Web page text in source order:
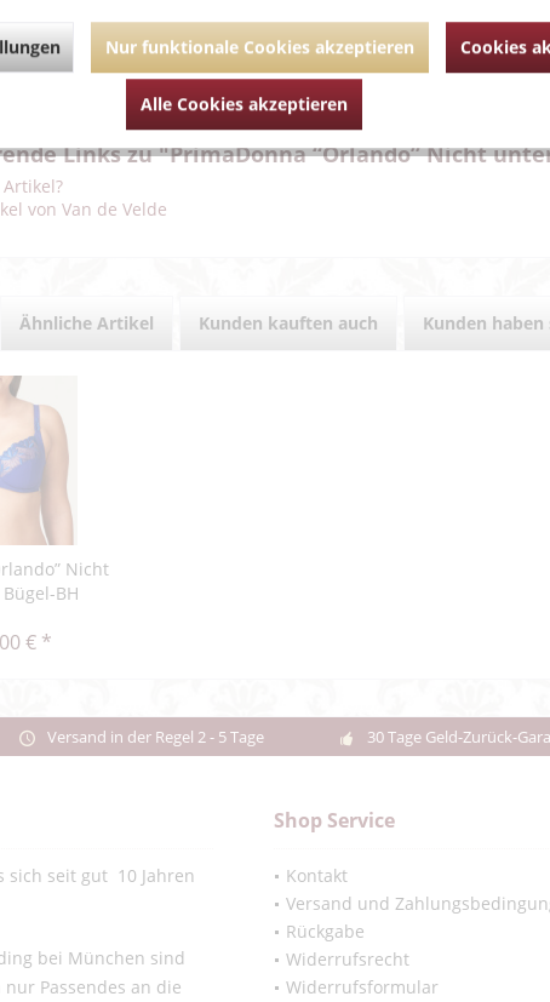
BH mit einzigartiger Passform und moderner, luftiger Optik.
Trägern ist er mit leicht glänzender Stickerei versehen.
Elasthan:10%, Polyester:6%
Links zu "PrimaDonna “Orlando” Nicht
von Van de Velde
Ähnliche Artikel Kunden kauften auch Kunden haben
Nicht
BH
€ *
Versand in der Regel 2 - 5 Tage 30 Tage Geld-Zurück-
sich seit gut 10 Jahren
bei München sind
Passendes an die
Shop Service
Kontakt
Versand und
Rückgabe
Widerrufsrecht
Widerrufsformular
Nur funktionale Cookies akzeptieren Cookies
Alle Cookies akzeptieren